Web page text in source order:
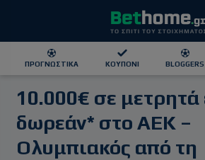
ΠΡΟΓΝΩΣΤΙΚΆ ΚΟΥΠΌΝΙ BLOGGERS
ΕΕΕΠ | 21+ | ΠΑΙΞΕ ΥΠΕΥΘΥΝΑ
10.000€ σε μετρητά
δωρεάν* στο ΑΕΚ –
Ολυμπιακός από τη